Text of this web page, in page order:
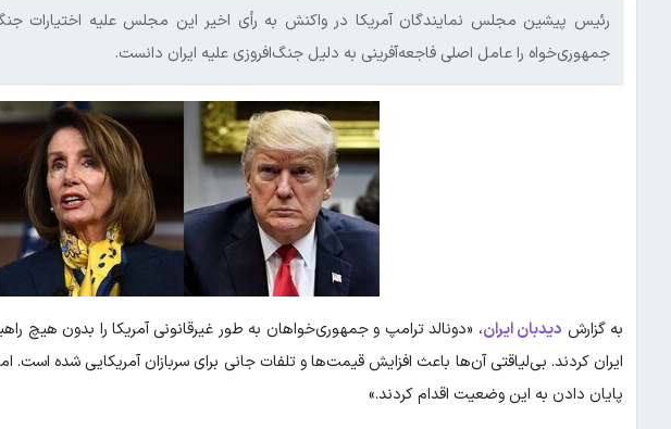
رئیس پیشین مجلس نمایندگان آمریکا در واکنش به رأی اخیر این مجلس علیه اختیارات
جمهوری‌خواه را عامل اصلی فاجعه‌آفرینی به دلیل جنگ‌افروزی علیه ایران دانست.
به گزارش دیدبان ایران، «دونالد ترامپ و جمهوری‌خواهان به طور غیرقانونی آمریکا را بدون هیچ
ایران کردند. بی‌لیاقتی آن‌ها باعث افزایش قیمت‌ها و تلفات جانی برای سربازان آمریکایی شده است.
پایان دادن به این وضعیت اقدام کردند.»